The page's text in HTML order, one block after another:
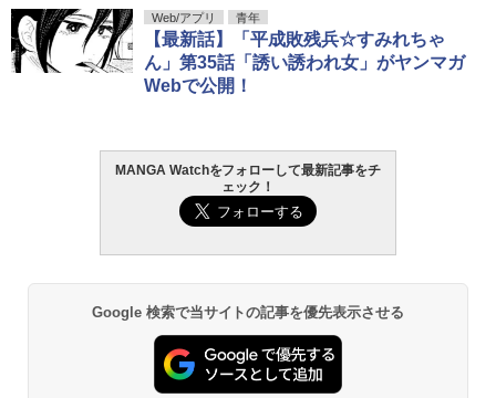
Web/アプリ 青年
【最新話】「平成敗残兵☆すみれちゃ
ん」第35話「誘い誘われ女」がヤンマガ
Webで公開！
MANGA Watchをフォローして最新記事をチ
ェック！
Google 検索で当サイトの記事を優先表示させる